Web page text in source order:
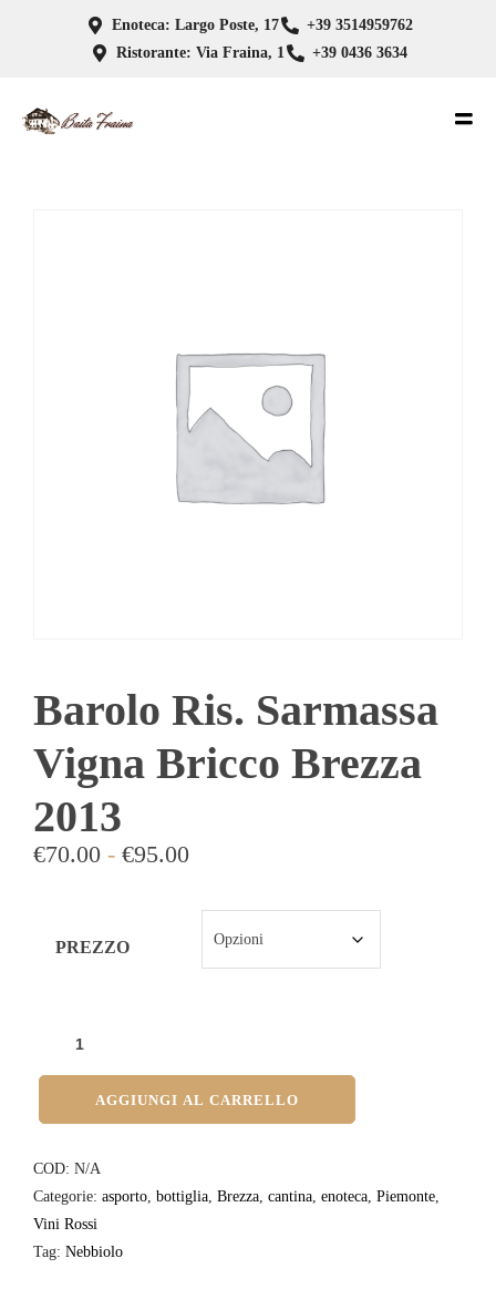
Enoteca: Largo Poste, 17
+39 3514959762
Ristorante: Via Fraina, 1
+39 0436 3634
Barolo Ris. Sarmassa
Vigna Bricco Brezza
2013
€70.00 - €95.00
PREZZO
AGGIUNGI AL CARRELLO
COD: N/A
Categorie: asporto, bottiglia, Brezza, cantina, enoteca, Piemonte,
Vini Rossi
Tag: Nebbiolo